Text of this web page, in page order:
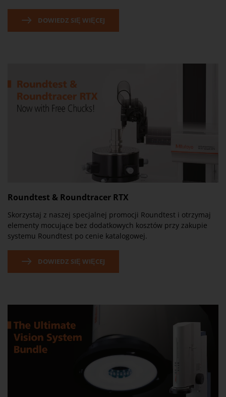
DOWIEDZ SIĘ WIĘCEJ
Roundtest & Roundtracer RTX
Skorzystaj z naszej specjalnej promocji Roundtest i otrzymaj
elementy mocujące bez dodatkowych kosztów przy zakupie
systemu Roundtest po cenie katalogowej.
DOWIEDZ SIĘ WIĘCEJ